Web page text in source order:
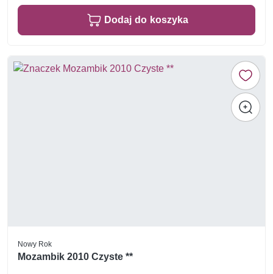
Dodaj do koszyka
Nowy Rok
Mozambik 2010 Czyste **